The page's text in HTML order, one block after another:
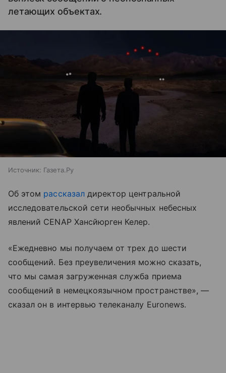
летающих объектах.
Источник: Газета.Ру
Об этом рассказалдиректор центральной
исследовательской сети необычных небесных
явлений CENAP Хансйюрген Келер.
«Ежедневно мы получаем от трех до шести
сообщений. Без преувеличения можно сказать,
что мы самая загруженная служба приема
сообщений в немецкоязычном пространстве», —
сказал он в интервью телеканалу Euronews.